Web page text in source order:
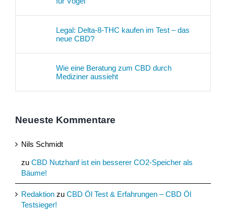
Legal: Delta-8-THC kaufen im Test – das
neue CBD?
Wie eine Beratung zum CBD durch
Mediziner aussieht
Neueste Kommentare
Nils Schmidt
zu CBD Nutzhanf ist ein besserer CO2-Speicher als
Bäume!
Redaktion zu CBD Öl Test & Erfahrungen – CBD Öl
Testsieger!